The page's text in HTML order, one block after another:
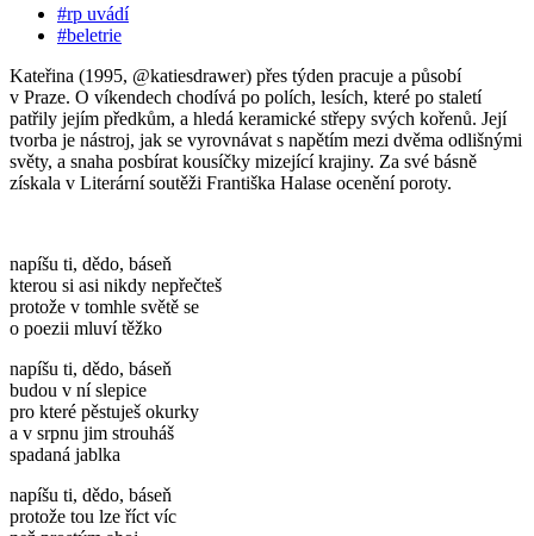
#rp uvádí
#beletrie
Kateřina (1995, @katiesdrawer) přes týden pracuje a působí
v Praze. O víkendech chodívá po polích, lesích, které po staletí
patřily jejím předkům, a hledá keramické střepy svých kořenů. Její
tvorba je nástroj, jak se vyrovnávat s napětím mezi dvěma odlišnými
světy, a snaha posbírat kousíčky mizející krajiny. Za své básně
získala v Literární soutěži Františka Halase ocenění poroty.
napíšu ti, dědo, báseň
kterou si asi nikdy nepřečteš
protože v tomhle světě se
o poezii mluví těžko
napíšu ti, dědo, báseň
budou v ní slepice
pro které pěstuješ okurky
a v srpnu jim strouháš
spadaná jablka
napíšu ti, dědo, báseň
protože tou lze říct víc